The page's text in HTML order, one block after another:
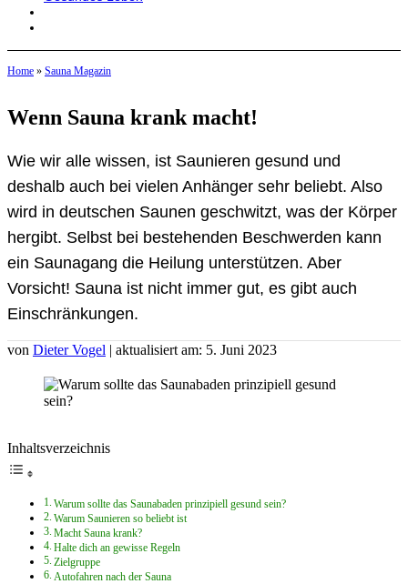
Home » Sauna Magazin
Wenn Sauna krank macht!
Wie wir alle wissen, ist Saunieren gesund und
deshalb auch bei vielen Anhänger sehr beliebt. Also
wird in deutschen Saunen geschwitzt, was der Körper
hergibt. Selbst bei bestehenden Beschwerden kann
ein Saunagang die Heilung unterstützen. Aber
Vorsicht! Sauna ist nicht immer gut, es gibt auch
Einschränkungen.
von Dieter Vogel | aktualisiert am: 5. Juni 2023
Inhaltsverzeichnis
Warum sollte das Saunabaden prinzipiell gesund sein?
Warum Saunieren so beliebt ist
Macht Sauna krank?
Halte dich an gewisse Regeln
Zielgruppe
Autofahren nach der Sauna